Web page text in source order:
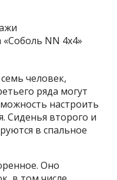
человек,
ряда могут
настроить
Сиденья второго и
в спальное
Оно